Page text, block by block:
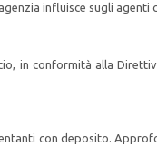
influisce sugli agenti
in conformità alla
con deposito.